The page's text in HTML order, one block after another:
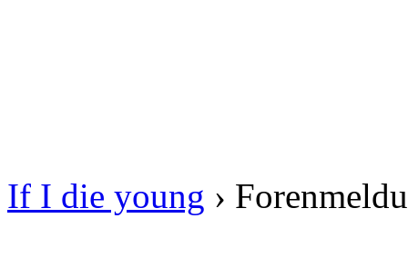
If I die young ›